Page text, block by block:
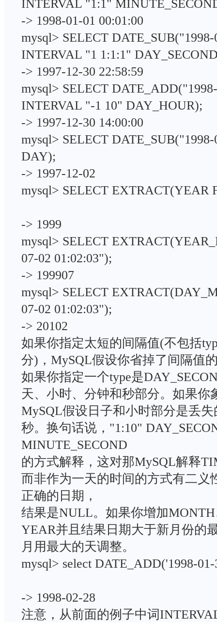
INTERVAL "1:1"
-> 1998-01-01 00:01:00
mysql> SELECT
INTERVAL "1 1:1:1"
-> 1997-12-30 22:58:59
mysql> SELECT
INTERVAL "-1 10"
-> 1997-12-30 14:00:00
mysql> SELECT
DAY);
-> 1997-12-02
mysql> SELECT
-> 1999
mysql> SELECT
07-02 01:02:03");
-> 199907
mysql> SELECT
07-02 01:02:03");
-> 20102
如果你指定太短的间隔值(不包括
分)，MySQL假设你省掉了间隔值
如果你指定一个type是
天、小时、分钟和秒部分。如果
MySQL假设日子和小时部分是丢
秒。换句话说，"1:10"
MINUTE_SECOND
的方式解释，这对那MySQL解释
而非作为一天的时间的方式有二义
正确的日期，
结果是NULL。如果你增加
YEAR并且结果日期大于新月份的
月用最大的天调整。
mysql> select DATE_ADD('1998-
-> 1998-02-28
注意，从前面的例子中词